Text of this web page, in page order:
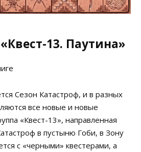
13. Паутина»
Сезон Катастроф, и в разных
все новые и новые
«Квест-13», направленная
в пустыню Гоби, в Зону
с «черными» квестерами, а